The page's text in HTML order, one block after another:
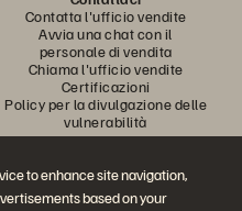
to enhance site navigation,
based on your
Contatta l'ufficio vendite
Avvia una chat con il
personale di vendita
Chiama l'ufficio vendite
Certificazioni
Policy per la divulgazione delle
vulnerabilità